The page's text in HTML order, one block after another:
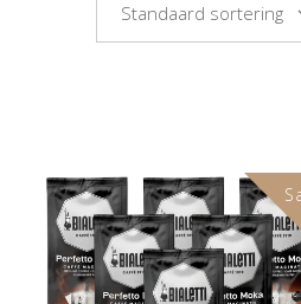
Standaard sortering